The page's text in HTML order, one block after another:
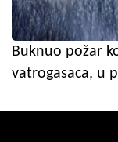
Buknuo požar
vatrogasaca, u